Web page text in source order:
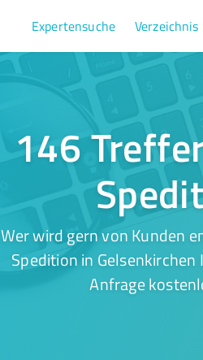
Expertensuche Verzeichnis
146
Wer wird gern von Kunden
Spedition in
Anfrage